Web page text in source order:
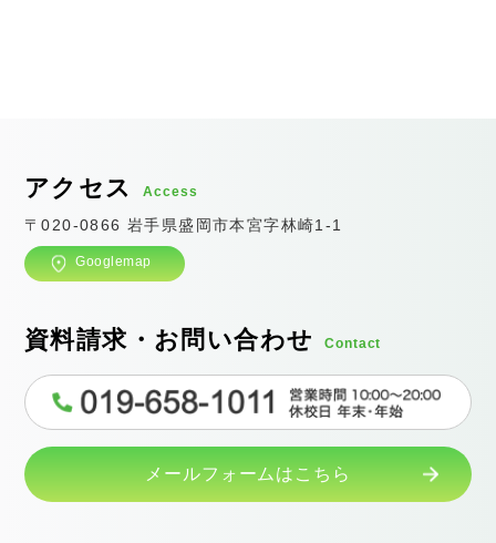
アクセス Access
〒020-0866 岩手県盛岡市本宮字林崎1-1
Googlemap
資料請求・お問い合わせ Contact
メールフォームはこちら